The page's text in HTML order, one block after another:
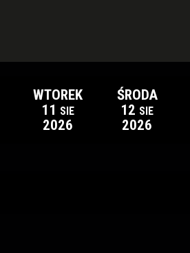
WTOREK
11 SIE
2026
ŚRODA
12 SIE
2026